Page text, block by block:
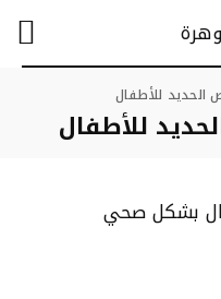
الحديد للأطفال
للأطفال